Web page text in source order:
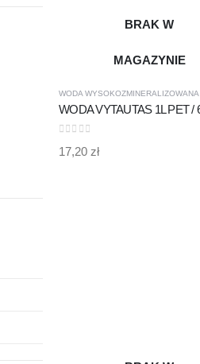
BRAK W
MAGAZYNIE
WODA WYSOKOZMINERALIZOWANA
17,20 zł